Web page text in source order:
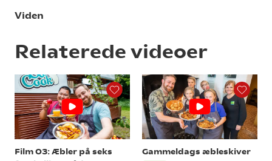
Viden
Relaterede videoer
Film 03: Æbler på seks
Gammeldags æbleskiver